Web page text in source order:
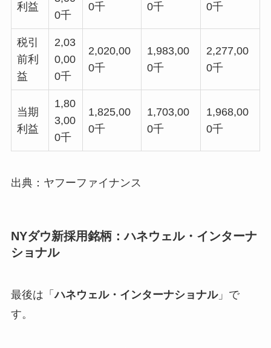
利益
0千
0千 0千 0千
税引
前利
益
2,03
0,00
0千
2,020,00
0千
1,983,00
0千
2,277,00
0千
当期
利益
1,80
3,00
0千
1,825,00
0千
1,703,00
0千
1,968,00
0千
出典：ヤフーファイナンス
NYダウ新採用銘柄：ハネウェル・インターナ
ショナル
最後は「ハネウェル・インターナショナル」で
す。